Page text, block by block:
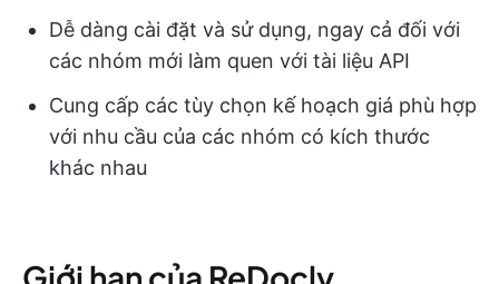
Dễ dàng cài đặt và sử dụng, ngay cả đối với
các nhóm mới làm quen với tài liệu API
Cung cấp các tùy chọn kế hoạch giá phù hợp
với nhu cầu của các nhóm có kích thước
khác nhau